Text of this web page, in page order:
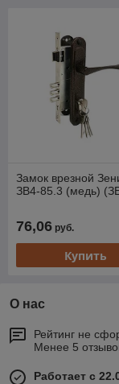
Замок врезной
ЗВ4-85.3 (медь)
76,06 руб.
Купить
О нас
Рейтинг не
Менее 5
Работает с